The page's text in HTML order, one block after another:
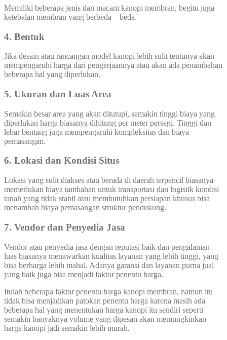
Memiliki beberapa jenis dan macam kanopi membran, begitu juga
ketebalan membran yang berbeda – beda.
4. Bentuk
Jika desain atau rancangan model kanopi lebih sulit tentunya akan
mempengaruhi harga dari pengerjaannya atau akan ada penambahan
beberapa hal yang diperlukan.
5. Ukuran dan Luas Area
Semakin besar area yang akan ditutupi, semakin tinggi biaya yang
diperlukan harga biasanya dihitung per meter persegi. Tinggi dan
lebar bentang juga mempengaruhi kompleksitas dan biaya
pemasangan.
6. Lokasi dan Kondisi Situs
Lokasi yang sulit diakses atau berada di daerah terpencil biasanya
memerlukan biaya tambahan untuk transportasi dan logistik kondisi
tanah yang tidak stabil atau membutuhkan persiapan khusus bisa
menambah biaya pemasangan struktur pendukung.
7. Vendor dan Penyedia Jasa
Vendor atau penyedia jasa dengan reputasi baik dan pengalaman
luas biasanya menawarkan kualitas layanan yang lebih tinggi, yang
bisa berharga lebih mahal. Adanya garansi dan layanan purna jual
yang baik juga bisa menjadi faktor penentu harga.
Itulah beberapa faktor penentu harga kanopi membran, namun itu
tidak bisa menjadikan patokan penentu harga karena masih ada
beberapa hal yang menentukan harga kanopi itu sendiri seperti
semakin banyaknya volume yang dipesan akan memungkinkan
harga kanopi jadi semakin lebih murah.